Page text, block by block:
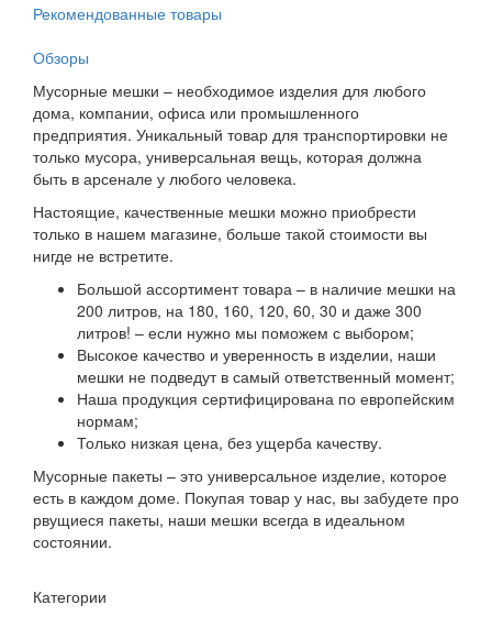
Рекомендованные товары
Обзоры
Мусорные мешки – необходимое изделия для любого
дома, компании, офиса или промышленного
предприятия. Уникальный товар для транспортировки не
только мусора, универсальная вещь, которая должна
быть в арсенале у любого человека.
Настоящие, качественные мешки можно приобрести
только в нашем магазине, больше такой стоимости вы
нигде не встретите.
Большой ассортимент товара – в наличие мешки на
200 литров, на 180, 160, 120, 60, 30 и даже 300
литров! – если нужно мы поможем с выбором;
Высокое качество и уверенность в изделии, наши
мешки не подведут в самый ответственный момент;
Наша продукция сертифицирована по европейским
нормам;
Только низкая цена, без ущерба качеству.
Мусорные пакеты – это универсальное изделие, которое
есть в каждом доме. Покупая товар у нас, вы забудете про
рвущиеся пакеты, наши мешки всегда в идеальном
состоянии.
Категории